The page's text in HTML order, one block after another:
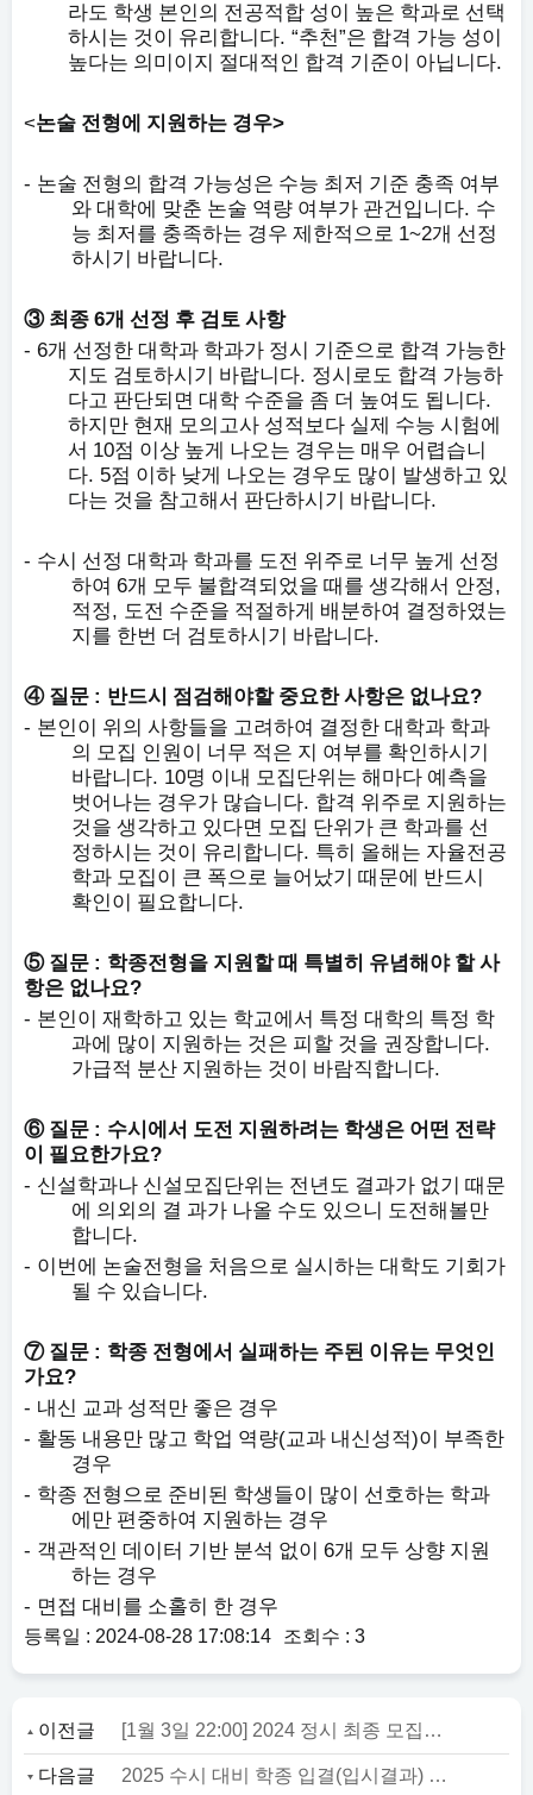
라도 학생 본인의 전공적합 성이 높은 학과로 선택
하시는 것이 유리합니다. “추천”은 합격 가능 성이
높다는 의미이지 절대적인 합격 기준이 아닙니다.
<논술 전형에 지원하는 경우>
- 논술 전형의 합격 가능성은 수능 최저 기준 충족 여부
와 대학에 맞춘 논술 역량 여부가 관건입니다. 수
능 최저를 충족하는 경우 제한적으로 1~2개 선정
하시기 바랍니다.
③ 최종 6개 선정 후 검토 사항
- 6개 선정한 대학과 학과가 정시 기준으로 합격 가능한
지도 검토하시기 바랍니다. 정시로도 합격 가능하
다고 판단되면 대학 수준을 좀 더 높여도 됩니다.
하지만 현재 모의고사 성적보다 실제 수능 시험에
서 10점 이상 높게 나오는 경우는 매우 어렵습니
다. 5점 이하 낮게 나오는 경우도 많이 발생하고 있
다는 것을 참고해서 판단하시기 바랍니다.
- 수시 선정 대학과 학과를 도전 위주로 너무 높게 선정
하여6개 모두 불합격되었을 때를 생각해서 안정,
적정, 도전 수준을 적절하게 배분하여 결정하였는
지를 한번 더 검토하시기 바랍니다.
④ 질문 : 반드시 점검해야할 중요한 사항은 없나요?
- 본인이 위의 사항들을 고려하여 결정한 대학과 학과
의 모집 인원이 너무 적은 지 여부를 확인하시기
바랍니다. 10명 이내 모집단위는 해마다 예측을
벗어나는 경우가 많습니다. 합격 위주로 지원하는
것을 생각하고 있다면 모집 단위가 큰 학과를 선
정하시는 것이 유리합니다. 특히 올해는 자율전공
학과 모집이 큰 폭으로 늘어났기 때문에 반드시
확인이 필요합니다.
⑤ 질문 : 학종전형을 지원할 때 특별히 유념해야 할 사
항은 없나요?
- 본인이 재학하고 있는 학교에서 특정 대학의 특정 학
과에 많이 지원하는 것은 피할 것을 권장합니다.
가급적 분산 지원하는 것이 바람직합니다.
⑥ 질문 : 수시에서 도전 지원하려는 학생은 어떤 전략
이 필요한가요?
- 신설학과나 신설모집단위는 전년도 결과가 없기 때문
에 의외의 결 과가 나올 수도 있으니 도전해볼만
합니다.
- 이번에 논술전형을 처음으로 실시하는 대학도 기회가
될 수 있습니다.
⑦ 질문 : 학종 전형에서 실패하는 주된 이유는 무엇인
가요?
- 내신 교과 성적만 좋은 경우
- 활동 내용만 많고 학업 역량(교과 내신성적)이 부족한
경우
- 학종 전형으로 준비된 학생들이 많이 선호하는 학과
에만 편중하여 지원하는 경우
- 객관적인 데이터 기반 분석 없이 6개 모두 상향 지원
하는 경우
- 면접 대비를 소홀히 한 경우
등록일 : 2024-08-28 17:08:14 조회수 : 3
이전글 [1월 3일 22:00] 2024 정시 최종 모집인원 반영 안내
다음글 2025 수시 대비 학종 입결(입시결과) 해석시 유의 사항